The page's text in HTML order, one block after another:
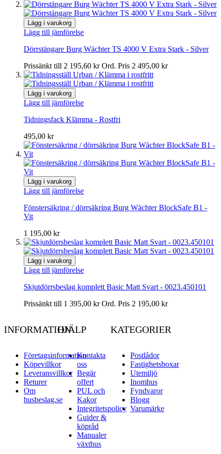
Lägg i varukorg
Lägg till jämförelse
Dörrstängare Burg Wächter TS 4000 V Extra Stark - Silver
Prissänkt till 2 195,60 kr Ord. Pris 2 495,00 kr
Lägg i varukorg
Lägg till jämförelse
Tidningsfack Klämma - Rostfri
495,00 kr
Lägg i varukorg
Lägg till jämförelse
Fönstersäkring / dörrsäkring Burg Wächter BlockSafe B1 -
Vit
1 195,00 kr
Lägg i varukorg
Lägg till jämförelse
Skjutdörrsbeslag komplett Basic Matt Svart - 0023.450101
Prissänkt till 1 395,00 kr Ord. Pris 2 195,00 kr
INFORMATION
Företagsinformation
Köpevillkor
Leveransvillkor
Returer
Om
husbeslag.se
HJÄLP
Kontakta
oss
Begär
offert
PUL och
Kakor
Integritetspolicy
Guider &
köpråd
Manualer
växthus
KATEGORIER
Postlådor
Fastighetsboxar
Utemiljö
Inomhus
Fyndvaror
Blogg
Varumärke